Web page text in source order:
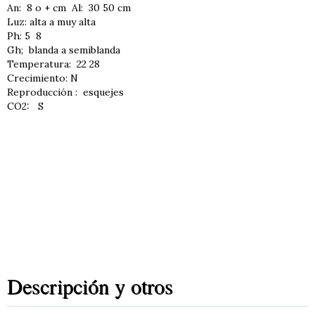
An: 8 o + cm Al: 30 50 cm
Luz: alta a muy alta
Ph: 5 8
Gh; blanda a semiblanda
Temperatura: 22 28
Crecimiento: N
Reproducción : esquejes
CO2: S
Descripción y otros